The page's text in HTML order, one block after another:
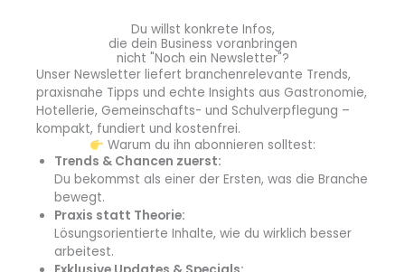
Das neu gewählte Präsidium mit Geschäftsführung und
Verwaltung (v.l.):
Dr. Wolfgang Stempfl, Nicola Buchner, Martina
Trottmann, Klaus Artmann, Sabine Gamper, Jens
Du willst konkrete Infos,
die dein Business voranbringen
nicht "Noch ein Newsletter"?
Unser Newsletter liefert branchenrelevante Trends,
praxisnahe Tipps und echte Insights aus Gastronomie,
Hotellerie, Gemeinschafts- und Schulverpflegung –
kompakt, fundiert und kostenfrei.
Warum du ihn abonnieren solltest:
Trends & Chancen zuerst:
Du bekommst als einer der Ersten, was die Branche
bewegt.
Praxis statt Theorie:
Lösungsorientierte Inhalte, wie du wirklich besser
arbeitest.